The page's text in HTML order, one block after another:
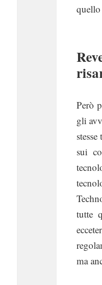
quello
Però
gli
sui
tutte
ma